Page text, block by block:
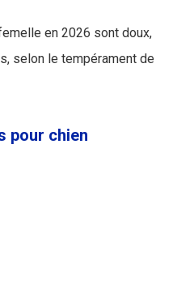
en 2026 sont doux,
selon le tempérament de
pour chien